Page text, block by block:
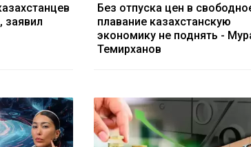
заявил
Без отпуска цен в
плавание казахстанскую
экономику не поднять -
Темирханов